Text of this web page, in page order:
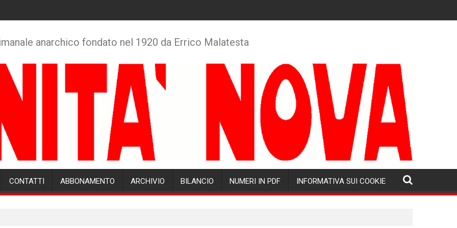
anarchico fondato nel 1920 da Errico Malatesta
CONTATTI ABBONAMENTO ARCHIVIO BILANCIO NUMERI IN PDF INFORMATIVA SUI COOKIE